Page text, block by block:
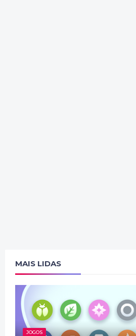
MAIS LIDAS
JOGOS